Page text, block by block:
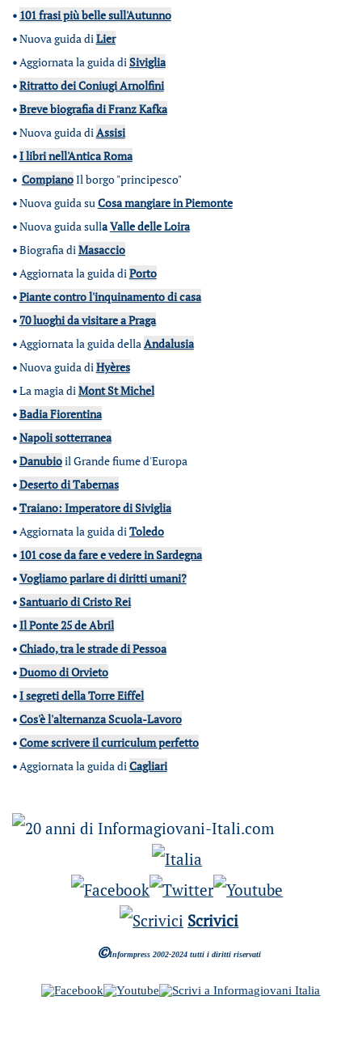
• 101 frasi più belle sull'Autunno
•Nuova guida diLier
•Aggiornata la guida diSiviglia
•Ritratto dei Coniugi Arnolfini
•Breve biografia di Franz Kafka
•Nuova guida diAssisi
•I libri nell'Antica Roma
• CompianoIl borgo "principesco"
•Nuova guida suCosa mangiare in Piemonte
•Nuova guida sullaValle delle Loira
•Biografia diMasaccio
•Aggiornata la guida diPorto
•Piante contro l'inquinamento di casa
• 70 luoghi da visitare a Praga
•Aggiornata la guida dellaAndalusia
•Nuova guida diHyères
•La magia diMont St Michel
•Badia Fiorentina
•Napoli sotterranea
•Danubioil Grande fiume d'Europa
•Deserto di Tabernas
•Traiano: Imperatore di Siviglia
•Aggiornata la guida diToledo
• 101 cose da fare e vedere in Sardegna
•Vogliamo parlare di diritti umani?
•Santuario di Cristo Rei
•Il Ponte 25 de Abril
•Chiado, tra le strade di Pessoa
•Duomo di Orvieto
•I segreti della Torre Eiffel
•Cos'è l'alternanza Scuola-Lavoro
•Come scrivere il curriculum perfetto
•Aggiornata la guida diCagliari
Scrivici
©Informpress 2002-2024 tutti i diritti riservati